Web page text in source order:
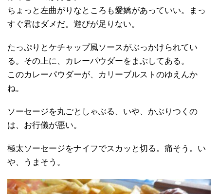
ちょっと左曲がりなところも愛嬌があっていい。まっ
すぐ君はダメだ。遊びが足りない。
たっぷりとケチャップ風ソースがぶっかけられてい
る。その上に、カレーパウダーをまぶしてある。
このカレーパウダーが、カリーブルストのゆえんか
ね。
ソーセージを丸ごとしゃぶる、いや、かぶりつくの
は、お行儀が悪い。
極太ソーセージをナイフでスカッと切る。痛そう。い
や、うまそう。